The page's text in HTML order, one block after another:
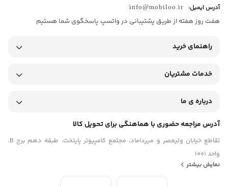
آدرس ایمیل: info@mobiloo.ir
هفت روز هفته از طریق پشتیبانی در واتسپ پاسخگوی شما هستیم
راهنمای خرید
خدمات مشتریان
درباره ی ما
آدرس مراجعه حضوری با هماهنگی برای تحویل کالا
تقاطع خیابان ولیعصر و میرداماد، مجتمع کامپیوتر پایتخت، طبقه دهم برج B،
واحد 1001
نمایش بیشتر